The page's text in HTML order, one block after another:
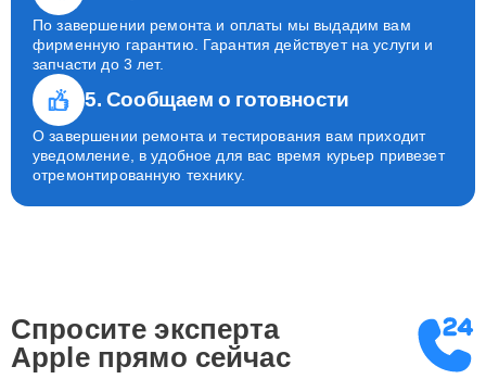
По завершении ремонта и оплаты мы выдадим вам
фирменную гарантию. Гарантия действует на услуги и
запчасти до 3 лет.
5. Сообщаем о готовности
О завершении ремонта и тестирования вам приходит
уведомление, в удобное для вас время курьер привезет
отремонтированную технику.
Спросите эксперта
Apple прямо сейчас